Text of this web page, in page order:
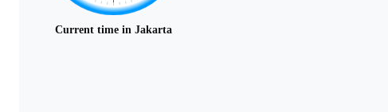
Current time in Jakarta